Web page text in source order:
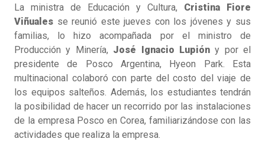
La ministra de Educación y Cultura, Cristina Fiore
Viñuales se reunió este jueves con los jóvenes y sus
familias, lo hizo acompañada por el ministro de
Producción y Minería, José Ignacio Lupióny por el
presidente de Posco Argentina, Hyeon Park. Esta
multinacional colaboró con parte del costo del viaje de
los equipos salteños. Además, los estudiantes tendrán
la posibilidad de hacer un recorrido por las instalaciones
de la empresa Posco en Corea, familiarizándose con las
actividades que realiza la empresa.